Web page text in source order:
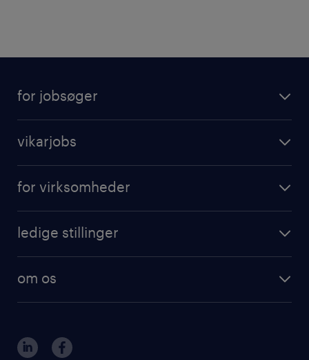
for jobsøger
vikarjobs
for virksomheder
ledige stillinger
om os